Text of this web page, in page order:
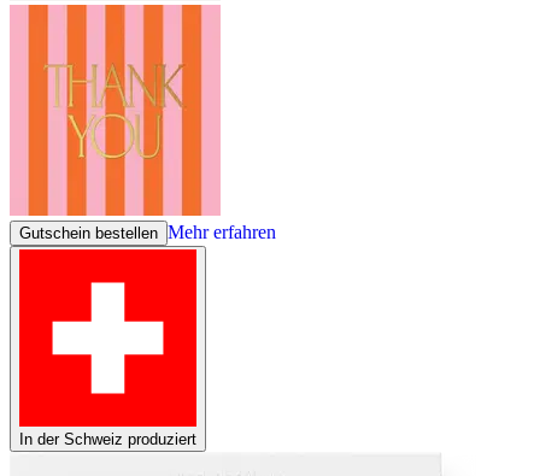
Gutschein bestellen Mehr erfahren
In der Schweiz produziert